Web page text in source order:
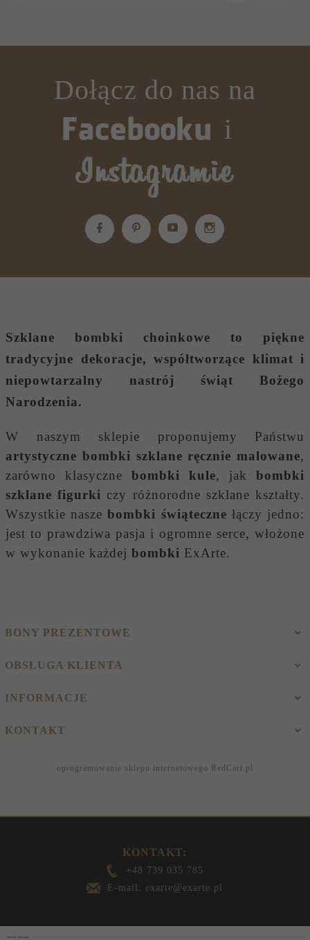
Dołącz do nas na
i
Szklane bombki choinkowe to piękne
tradycyjne dekoracje, współtworzące klimat i
niepowtarzalny nastrój świąt Bożego
Narodzenia.
W naszym sklepie proponujemy Państwu
artystyczne bombki szklane ręcznie malowane,
zarówno klasyczne bombki kule, jak bombki
szklane figurki czy różnorodne szklane kształty.
Wszystkie naszebombki świąteczne łączy jedno:
jest to prawdziwa pasja i ogromne serce, włożone
w wykonanie każdej bombki ExArte.
BONY PREZENTOWE
OBSŁUGA KLIENTA
INFORMACJE
KONTAKT
oprogramowanie sklepu internetowego RedCart.pl
KONTAKT:
+48 739 035 785
E-mail: exarte@exarte.pl